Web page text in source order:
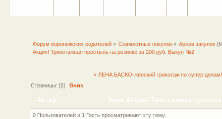
Форум воронежских родителей» Совместные покупки » Архив закупок
Акция! Трикотажная простынь на резинке за 200 руб. Выкуп №2
« ЛЕНА БАСКО-женский трикотаж по супер
Страницы: [1 ] Вниз
Автор Тема: Акция! Трикотажная
0 Пользователей и 1 Гость просматривают эту тему.